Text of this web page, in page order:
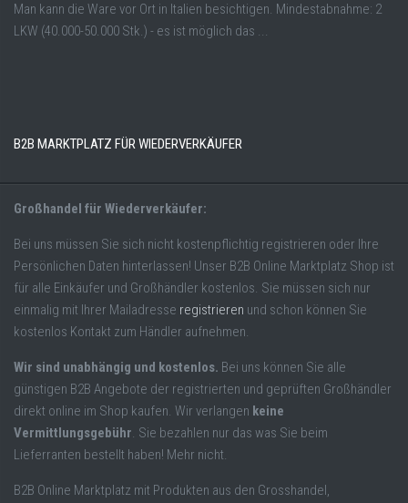
Man kann die Ware vor Ort in Italien besichtigen. Mindestabnahme: 2
LKW (40.000-50.000 Stk.) - es ist möglich das ...
B2B MARKTPLATZ FÜR WIEDERVERKÄUFER
Großhandel für Wiederverkäufer:
Bei uns müssen Sie sich nicht kostenpflichtig registrieren oder Ihre
Persönlichen Daten hinterlassen! Unser B2B Online Marktplatz Shop ist
für alle Einkäufer und Großhändler kostenlos. Sie müssen sich nur
einmalig mit Ihrer Mailadresse registrieren und schon können Sie
kostenlos Kontakt zum Händler aufnehmen.
Wir sind unabhängig und kostenlos. Bei uns können Sie alle
günstigen B2B Angebote der registrierten und geprüften Großhändler
direkt online im Shop kaufen. Wir verlangen keine
Vermittlungsgebühr. Sie bezahlen nur das was Sie beim
Lieferranten bestellt haben! Mehr nicht.
B2B Online Marktplatz mit Produkten aus den Grosshandel,